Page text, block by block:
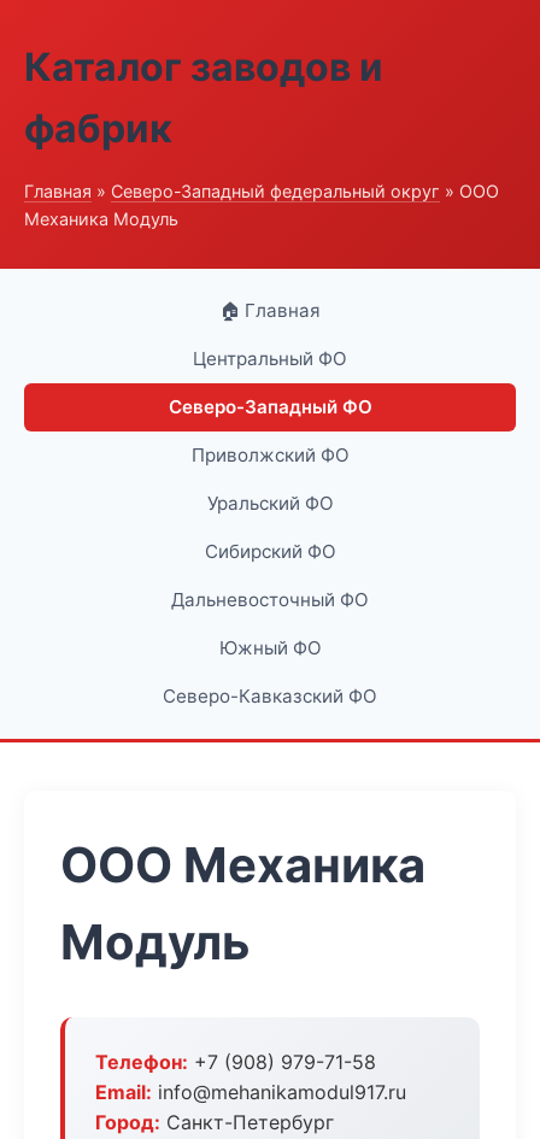
Каталог заводов и
фабрик
Главная » Северо-Западный федеральный округ » ООО
Механика Модуль
🏠 Главная
Центральный ФО
Северо-Западный ФО
Приволжский ФО
Уральский ФО
Сибирский ФО
Дальневосточный ФО
Южный ФО
Северо-Кавказский ФО
ООО Механика
Модуль
Телефон: +7 (908) 979-71-58
Email: info@mehanikamodul917.ru
Город: Санкт-Петербург